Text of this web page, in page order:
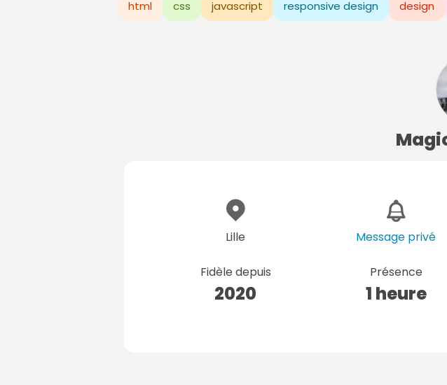
html css javascript responsive design design
Lille Message privé
Fidèle depuis
2020
Présence
1 heure